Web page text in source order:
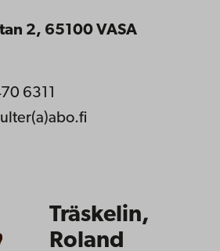
2, 65100 VASA
6311
Träskelin,
Roland